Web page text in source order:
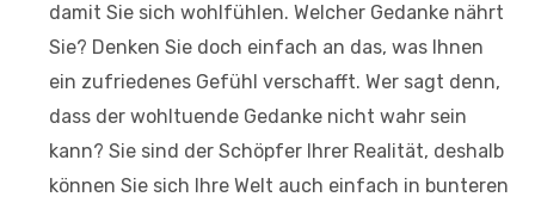
damit Sie sich wohlfühlen. Welcher Gedanke nährt
Sie? Denken Sie doch einfach an das, was Ihnen
ein zufriedenes Gefühl verschafft. Wer sagt denn,
dass der wohltuende Gedanke nicht wahr sein
kann? Sie sind der Schöpfer Ihrer Realität, deshalb
können Sie sich Ihre Welt auch einfach in bunteren